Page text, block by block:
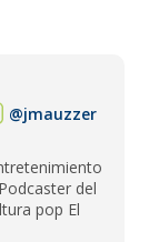
@jmauzzer
del
pop El